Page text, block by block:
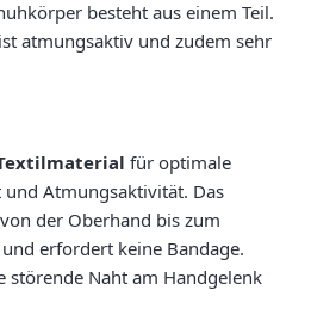
besteht aus einem Teil.
atmungsaktiv und zudem sehr
für optimale
Atmungsaktivität. Das
der Oberhand bis zum
erfordert keine Bandage.
störende Naht am Handgelenk